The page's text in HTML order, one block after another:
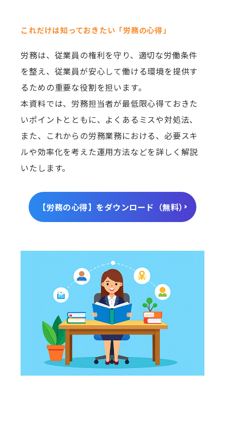
これだけは知っておきたい「労務の心得」
労務は、従業員の権利を守り、適切な労働条件
を整え、従業員が安心して働ける環境を提供す
るための重要な役割を担います。
本資料では、労務担当者が最低限心得ておきた
いポイントとともに、よくあるミスや対処法、
また、これからの労務業務における、必要スキ
ルや効率化を考えた運用方法などを詳しく解説
いたします。
【労務の心得】をダウンロード（無料）